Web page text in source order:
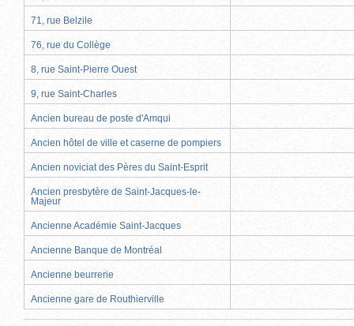
71, rue Belzile
76, rue du Collège
8, rue Saint-Pierre Ouest
9, rue Saint-Charles
Ancien bureau de poste d'Amqui
Ancien hôtel de ville et caserne de pompiers
Ancien noviciat des Pères du Saint-Esprit
Ancien presbytère de Saint-Jacques-le-
Majeur
Ancienne Académie Saint-Jacques
Ancienne Banque de Montréal
Ancienne beurrerie
Ancienne gare de Routhierville